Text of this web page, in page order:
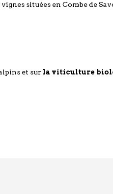
situées en Combe de
et sur la viticulture